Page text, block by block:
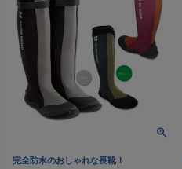
完全防水のおしゃれな長靴！